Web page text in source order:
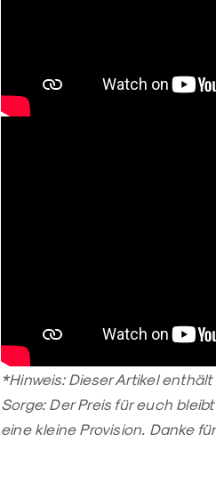
*Hinweis: Dieser Artikel
Sorge: Der Preis für euch
eine kleine Provision. Danke